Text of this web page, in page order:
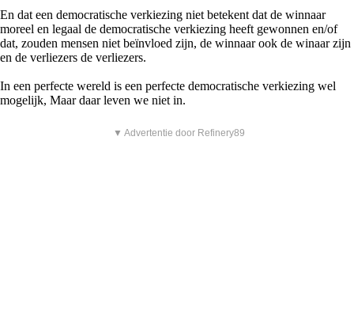
En dat een democratische verkiezing niet betekent dat de winnaar
moreel en legaal de democratische verkiezing heeft gewonnen en/of
dat, zouden mensen niet beïnvloed zijn, de winnaar ook de winaar zijn
en de verliezers de verliezers.
In een perfecte wereld is een perfecte democratische verkiezing wel
mogelijk, Maar daar leven we niet in.
▼ Advertentie door Refinery89